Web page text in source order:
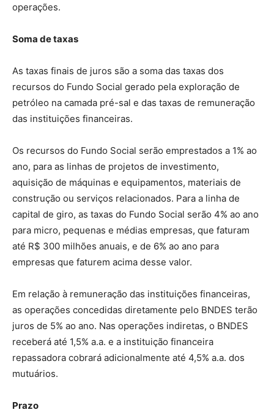
operações.
Soma de taxas
As taxas finais de juros são a soma das taxas dos
recursos do Fundo Social gerado pela exploração de
petróleo na camada pré-sal e das taxas de remuneração
das instituições financeiras.
Os recursos do Fundo Social serão emprestados a 1% ao
ano, para as linhas de projetos de investimento,
aquisição de máquinas e equipamentos, materiais de
construção ou serviços relacionados. Para a linha de
capital de giro, as taxas do Fundo Social serão 4% ao ano
para micro, pequenas e médias empresas, que faturam
até R$ 300 milhões anuais, e de 6% ao ano para
empresas que faturem acima desse valor.
Em relação à remuneração das instituições financeiras,
as operações concedidas diretamente pelo BNDES terão
juros de 5% ao ano. Nas operações indiretas, o BNDES
receberá até 1,5% a.a. e a instituição financeira
repassadora cobrará adicionalmente até 4,5% a.a. dos
mutuários.
Prazo